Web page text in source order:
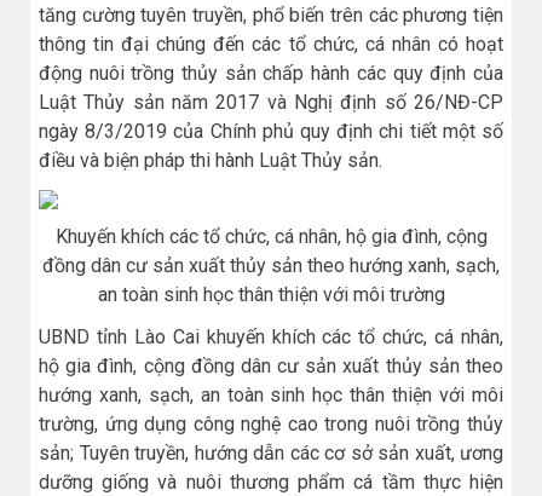
tăng cường tuyên truyền, phổ biến trên các phương tiện
thông tin đại chúng đến các tổ chức, cá nhân có hoạt
động nuôi trồng thủy sản chấp hành các quy định của
Luật Thủy sản năm 2017 và Nghị định số 26/NĐ-CP
ngày 8/3/2019 của Chính phủ quy định chi tiết một số
điều và biện pháp thi hành Luật Thủy sản.
Khuyến khích các tổ chức, cá nhân, hộ gia đình, cộng
đồng dân cư sản xuất thủy sản theo hướng xanh, sạch,
an toàn sinh học thân thiện với môi trường
UBND tỉnh Lào Cai khuyến khích các tổ chức, cá nhân,
hộ gia đình, cộng đồng dân cư sản xuất thủy sản theo
hướng xanh, sạch, an toàn sinh học thân thiện với môi
trường, ứng dụng công nghệ cao trong nuôi trồng thủy
sản; Tuyên truyền, hướng dẫn các cơ sở sản xuất, ương
dưỡng giống và nuôi thương phẩm cá tầm thực hiện